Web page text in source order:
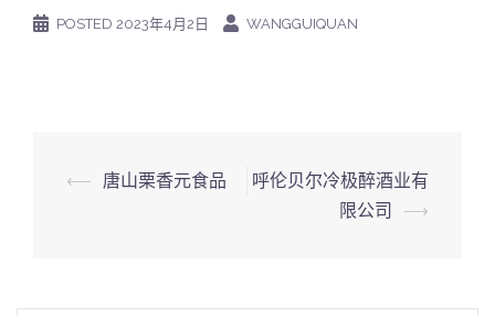
POSTED 2023年4月2日 WANGGUIQUAN
Post
⟵ 唐山栗香元食品
呼伦贝尔冷极醉酒业有
限公司
⟶